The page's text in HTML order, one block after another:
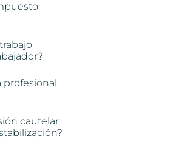
profesional
cautelar